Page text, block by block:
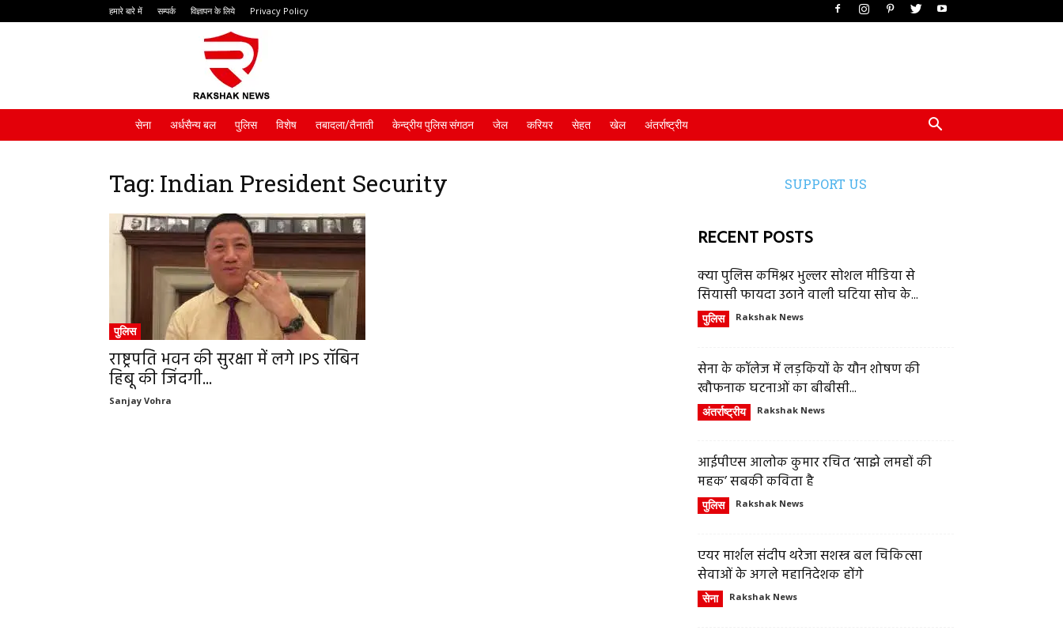
हमारे बारे में सम्पर्क विज्ञापन के लिये Privacy Policy
सेना अर्धसैन्य बल पुलिस विशेष तबादला/तैनाती केन्द्रीय पुलिस संगठन जेल करियर सेहत खेल अंतर्राष्ट्रीय
Tag: Indian President Security
पुलिस
राष्ट्रपति भवन की सुरक्षा में लगे IPS रॉबिन
हिबू की जिंदगी...
Sanjay Vohra
SUPPORT US
RECENT POSTS
क्या पुलिस कमिश्नर भुल्लर सोशल मीडिया से
सियासी फायदा उठाने वाली घटिया सोच के...
पुलिस Rakshak News
सेना के कॉलेज में लड़कियों के यौन शोषण की
खौफनाक घटनाओं का बीबीसी...
अंतर्राष्ट्रीय Rakshak News
आईपीएस आलोक कुमार रचित ‘साझे लमहों की
महक’ सबकी कविता है
पुलिस Rakshak News
एयर मार्शल संदीप थरेजा सशस्त्र बल चिकित्सा
सेवाओं के अगले महानिदेशक होंगे
सेना Rakshak News